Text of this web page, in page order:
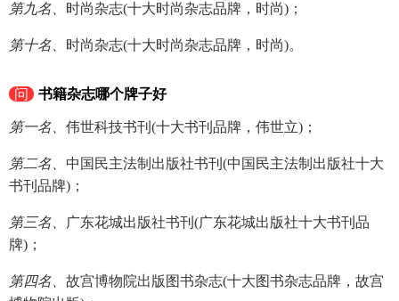
第九名、 时尚杂志(十大时尚杂志品牌，时尚)；
第十名、 时尚杂志(十大时尚杂志品牌，时尚)。
问 书籍杂志哪个牌子好
第一名、 伟世科技书刊(十大书刊品牌，伟世立)；
第二名、 中国民主法制出版社书刊(中国民主法制出版社十大
书刊品牌)；
第三名、
广东花城出版社书刊(广东花城出版社十大书刊品
牌)；
第四名、 故宫博物院出版图书杂志(十大图书杂志品牌，故宫